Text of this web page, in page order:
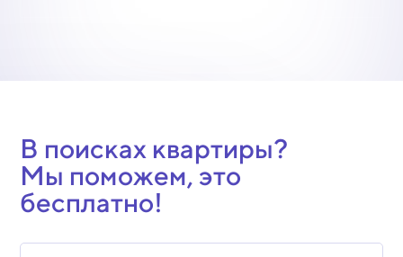
В поисках квартиры?
Мы поможем, это
бесплатно!